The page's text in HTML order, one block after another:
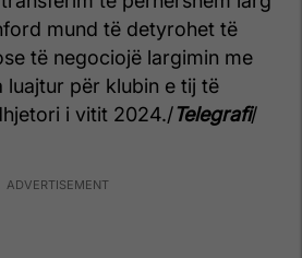
mund të detyrohet të
të negociojë largimin me
luajtur për klubin e tij të
i vitit 2024./Telegrafi/